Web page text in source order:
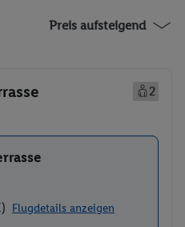
Preis aufsteigend
2
Flugdetails anzeigen